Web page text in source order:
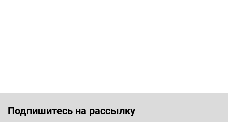
Подпишитесь на рассылку